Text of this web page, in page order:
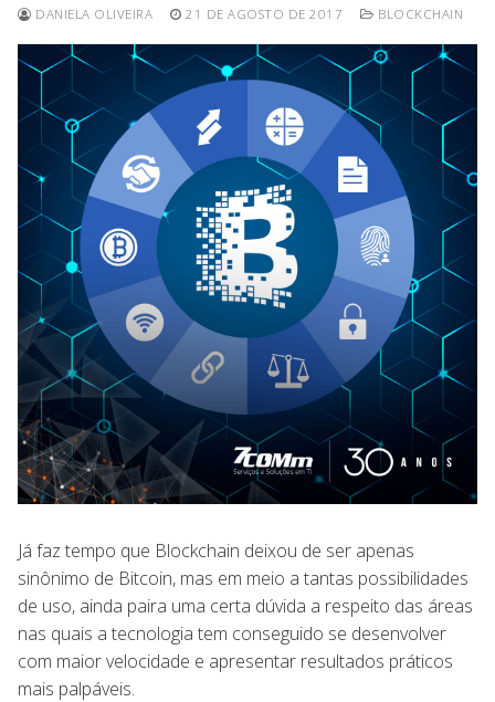
DANIELA OLIVEIRA 21 DE AGOSTO DE 2017 BLOCKCHAIN
Já faz tempo que Blockchain deixou de ser apenas
sinônimo de Bitcoin, mas em meio a tantas possibilidades
de uso, ainda paira uma certa dúvida a respeito das áreas
nas quais a tecnologia tem conseguido se desenvolver
com maior velocidade e apresentar resultados práticos
mais palpáveis.